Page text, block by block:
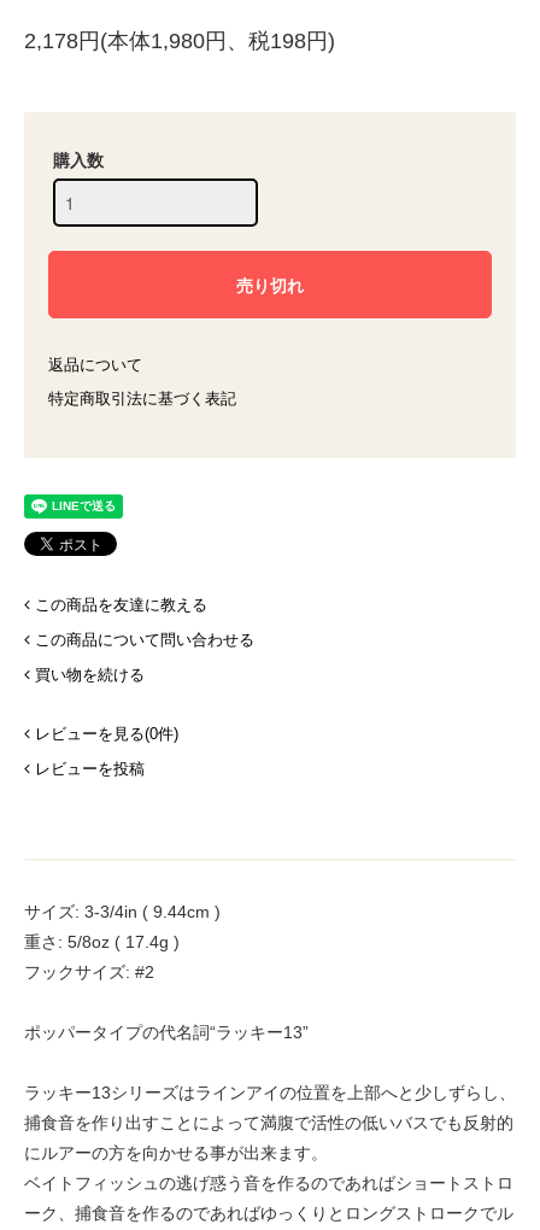
2,178円(本体1,980円、税198円)
購入数
返品について
特定商取引法に基づく表記
この商品を友達に教える
この商品について問い合わせる
買い物を続ける
レビューを見る(0件)
レビューを投稿
サイズ: 3-3/4in ( 9.44cm )
重さ: 5/8oz ( 17.4g )
フックサイズ: #2
ポッパータイプの代名詞“ラッキー13”
ラッキー13シリーズはラインアイの位置を上部へと少しずらし、
捕食音を作り出すことによって満腹で活性の低いバスでも反射的
にルアーの方を向かせる事が出来ます。
ベイトフィッシュの逃げ惑う音を作るのであればショートストロ
ーク、捕食音を作るのであればゆっくりとロングストロークでル